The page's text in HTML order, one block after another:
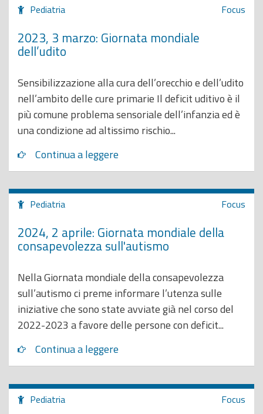
Pediatria Focus
2023, 3 marzo: Giornata mondiale
dell’udito
Sensibilizzazione alla cura dell’orecchio e dell’udito
nell’ambito delle cure primarie Il deficit uditivo è il
più comune problema sensoriale dell’infanzia ed è
una condizione ad altissimo rischio...
Continua a leggere
Pediatria Focus
2024, 2 aprile: Giornata mondiale della
consapevolezza sull'autismo
Nella Giornata mondiale della consapevolezza
sull’autismo ci preme informare l’utenza sulle
iniziative che sono state avviate già nel corso del
2022-2023 a favore delle persone con deficit...
Continua a leggere
Pediatria Focus